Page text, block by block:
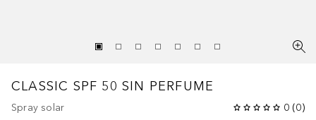
CLASSIC SPF 50 SIN PERFUME
Spray solar 0 (0)